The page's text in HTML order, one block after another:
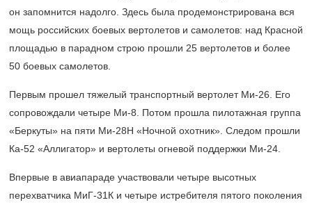
он запомнится надолго. Здесь была продемонстрирована вся
мощь российских боевых вертолетов и самолетов: над Красной
площадью в парадном строю прошли 25 вертолетов и более
50 боевых самолетов.
Первым прошел тяжелый транспортный вертолет Ми-26. Его
сопровождали четыре Ми-8. Потом прошла пилотажная группа
«Беркуты» на пяти Ми-28Н «Ночной охотник». Следом прошли
Ка-52 «Аллигатор» и вертолеты огневой поддержки Ми-24.
Впервые в авиапараде участвовали четыре высотных
перехватчика МиГ-31К и четыре истребителя пятого поколения